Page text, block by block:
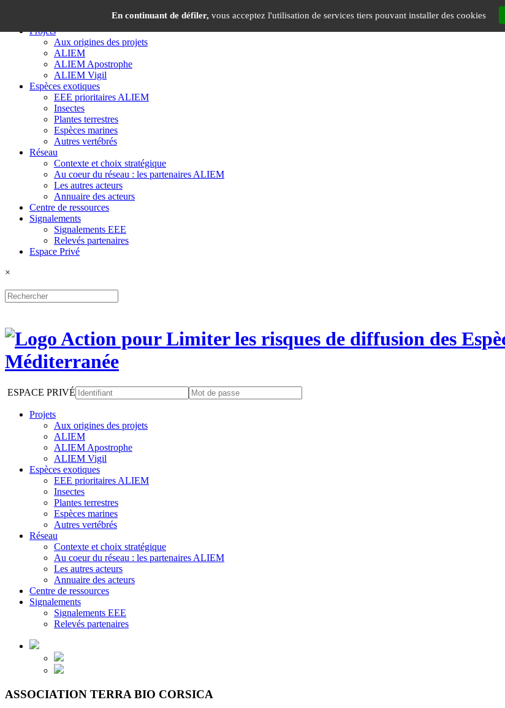
Projets
Aux origines des projets
ALIEM
ALIEM Apostrophe
ALIEM Vigil
Espèces exotiques
EEE prioritaires ALIEM
Insectes
Plantes terrestres
Espèces marines
Autres vertébrés
Réseau
Contexte et choix stratégique
Au coeur du réseau : les partenaires ALIEM
Les autres acteurs
Annuaire des acteurs
Centre de ressources
Signalements
Signalements EEE
Relevés partenaires
Espace Privé
×
ESPACE PRIVÉ
Projets
Aux origines des projets
ALIEM
ALIEM Apostrophe
ALIEM Vigil
Espèces exotiques
EEE prioritaires ALIEM
Insectes
Plantes terrestres
Espèces marines
Autres vertébrés
Réseau
Contexte et choix stratégique
Au coeur du réseau : les partenaires ALIEM
Les autres acteurs
Annuaire des acteurs
Centre de ressources
Signalements
Signalements EEE
Relevés partenaires
ASSOCIATION TERRA BIO CORSICA
En continuant de défiler, vous acceptez l'utilisation de services tiers pouvant installer des cookies